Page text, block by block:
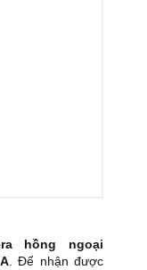
hồng ngoại
. Để nhận được